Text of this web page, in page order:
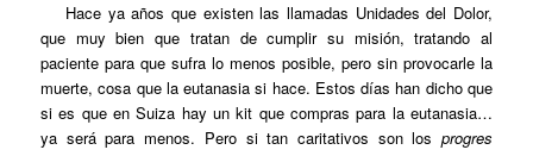
Hace ya años que existen las llamadas Unidades del Dolor,
que muy bien que tratan de cumplir su misión, tratando al
paciente para que sufra lo menos posible, pero sin provocarle la
muerte, cosa que la eutanasia si hace. Estos días han dicho que
si es que en Suiza hay un kit que compras para la eutanasia…
ya será para menos. Pero si tan caritativos son los progres